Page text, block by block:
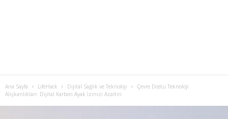
Ana Sayfa LifeHack Dijital Sağlık ve Teknoloji
Çevre Dostu Teknoloji
Alışkanlıkları: Dijital Karbon Ayak İzinizi Azaltın